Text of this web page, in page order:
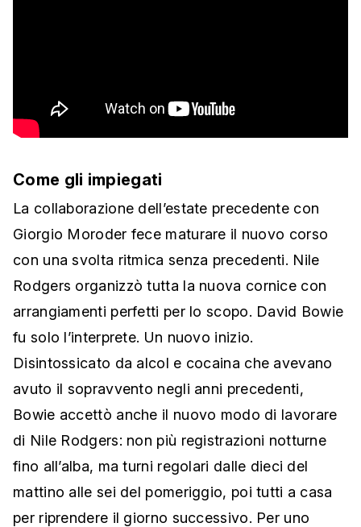
Come gli impiegati
La collaborazione dell’estate precedente con
Giorgio Moroder fece maturare il nuovo corso
con una svolta ritmica senza precedenti. Nile
Rodgers organizzò tutta la nuova cornice con
arrangiamenti perfetti per lo scopo. David Bowie
fu solo l’interprete. Un nuovo inizio.
Disintossicato da alcol e cocaina che avevano
avuto il sopravvento negli anni precedenti,
Bowie accettò anche il nuovo modo di lavorare
di Nile Rodgers: non più registrazioni notturne
fino all’alba, ma turni regolari dalle dieci del
mattino alle sei del pomeriggio, poi tutti a casa
per riprendere il giorno successivo. Per uno